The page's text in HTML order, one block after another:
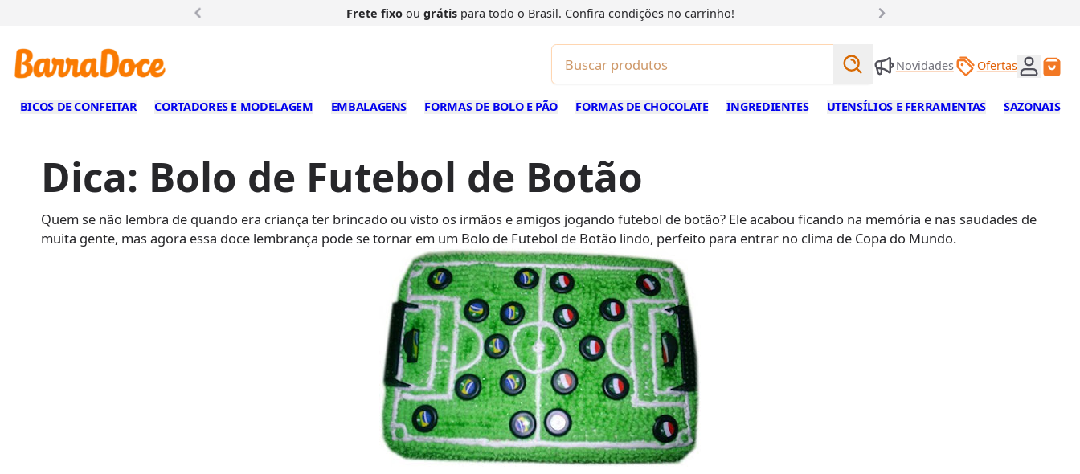
Frete fixoou grátispara todo o Brasil. Confira condições no carrinho!
Buscar produtos
Buscar
Novidades Ofertas
BICOS DE CONFEITAR CORTADORES E MODELAGEM EMBALAGENS FORMAS DE BOLO E PÃO FORMAS DE CHOCOLATE INGREDIENTES UTENSÍLIOS E FERRAMENTAS SAZONAIS
Dica: Bolo de Futebol de Botão
Quem se não lembra de quando era criança ter brincado ou visto os irmãos e amigos jogando futebol de botão? Ele acabou ficando na memória e nas saudades de
muita gente, mas agora essa doce lembrança pode se tornar em um Bolo de Futebol de Botão lindo, perfeito para entrar no clima de Copa do Mundo.